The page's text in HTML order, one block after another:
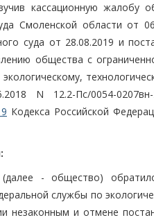
кассационную жалобу
Смоленской области от
суда от 28.08.2019 и
общества с
N 12.2-Пс/0054-
Кодекса Российской
- общество)
службы по
незаконным и отмене